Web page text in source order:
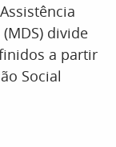
divide
a partir
Social